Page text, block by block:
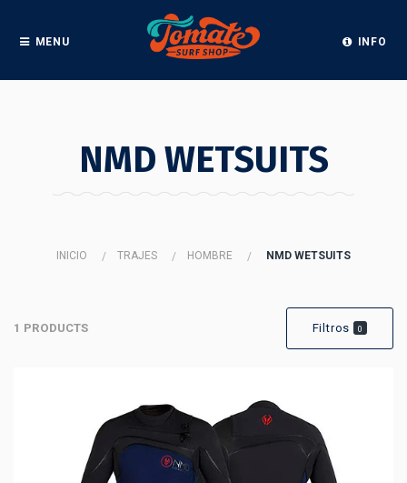
MENU INFO
NMD WETSUITS
INICIO TRAJES HOMBRE NMD WETSUITS
1 PRODUCTS Filtros 0